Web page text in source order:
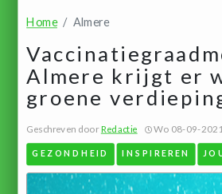
Home Almere
Almere krijgt er
groene
Geschreven doorRedactie Wo 08-09-
GEZONDHEID INSPIREREN